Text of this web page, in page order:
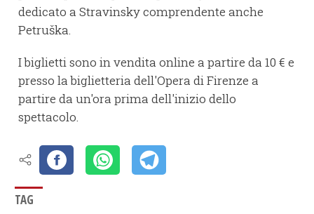
dedicato a Stravinsky comprendente anche
Petruška.
I biglietti sono in vendita online a partire da 10 € e
presso la biglietteria dell'Opera di Firenze a
partire da un'ora prima dell'inizio dello
spettacolo.
TAG